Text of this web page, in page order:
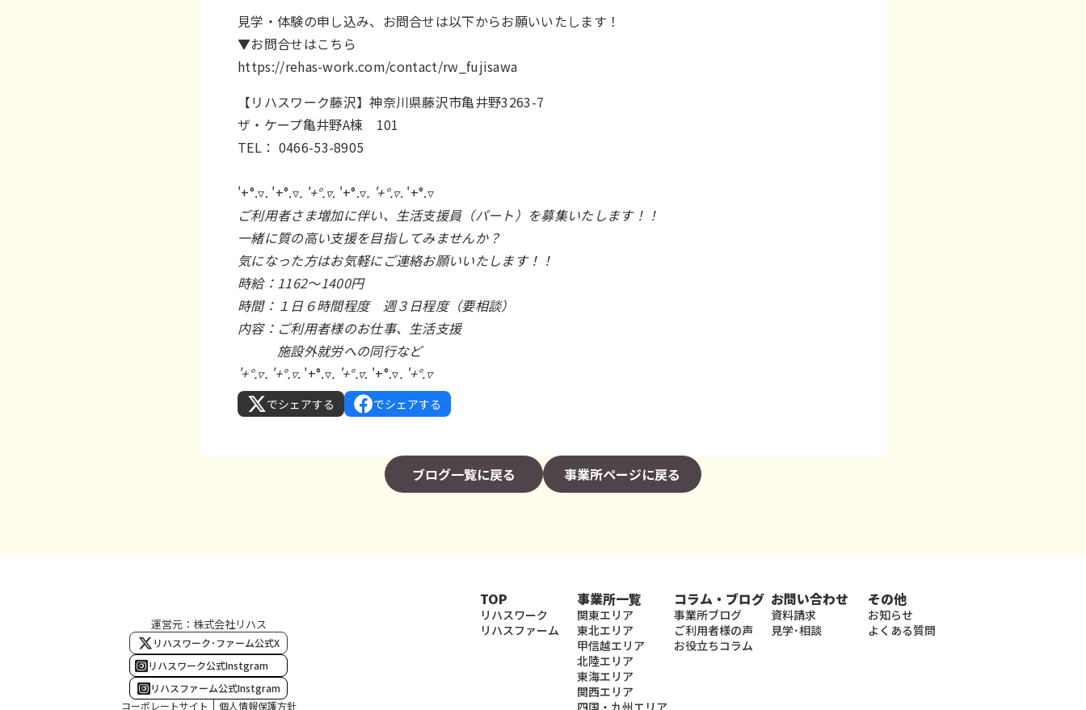
見学・体験の申し込み、お問合せは以下からお願いいたします！
▼お問合せはこちら
https://rehas-work.com/contact/rw_fujisawa
【リハスワーク藤沢】神奈川県藤沢市亀井野3263-7
ザ・ケープ亀井野A棟 101
TEL： 0466-53-8905
'+°.▿. '+°.▿. '+°.▿. '+°.▿. '+°.▿. '+°.▿
ご利用者さま増加に伴い、生活支援員（パート）を募集いたします！！
一緒に質の高い支援を目指してみませんか？
気になった方はお気軽にご連絡お願いいたします！！
時給：1162～1400円
時間：１日６時間程度 週３日程度（要相談）
内容：ご利用者様のお仕事、生活支援
施設外就労への同行など
'+°.▿. '+°.▿. '+°.▿. '+°.▿. '+°.▿. '+°.▿
でシェアする でシェアする
ブログ一覧に戻る 事業所ページに戻る
運営元：株式会社リハス
リハスワーク･ファーム公式X
リハスワーク公式Instgram
リハスファーム公式Instgram
コーポレートサイト
個人情報保護方針
TOP
リハスワーク
リハスファーム
事業所一覧
関東エリア
東北エリア
甲信越エリア
北陸エリア
東海エリア
関西エリア
コラム・ブログ
事業所ブログ
ご利用者様の声
お役立ちコラム
お問い合わせ
資料請求
見学･相談
その他
お知らせ
よくある質問